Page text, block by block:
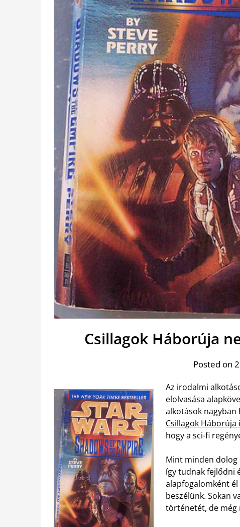
Csillagok Háborúja
Posted on
Az irodalmi
elolvasása
alkotások nagyban
Csillagok
hogy a sci-fi
Mint minden dolog
így tudnak fejlődni
alapfogalomként
beszélünk. Sokan
történetét, de még